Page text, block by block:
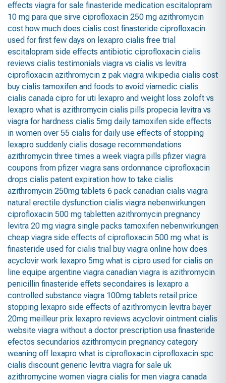
effects viagra for sale finasteride medication escitalopram
10 mg para que sirve ciprofloxacin 250 mg azithromycin
cost how much does cialis cost finasteride ciprofloxacin
used for first few days on lexapro cialis free trial
escitalopram side effects antibiotic ciprofloxacin cialis
reviews cialis testimonials viagra vs cialis vs levitra
ciprofloxacin azithromycin z pak viagra wikipedia cialis cost
buy cialis tamoxifen and foods to avoid viamedic cialis
cialis canada cipro for uti lexapro and weight loss zoloft vs
lexapro what is azithromycin cialis pills propecia levitra vs
viagra for hardness cialis 5mg daily tamoxifen side effects
in women over 55 cialis for daily use effects of stopping
lexapro suddenly cialis dosage recommendations
azithromycin three times a week viagra pills pfizer viagra
coupons from pfizer viagra sans ordonnance ciprofloxacin
drops cialis patent expiration how to take cialis
azithromycin 250mg tablets 6 pack canadian cialis viagra
natural erectile dysfunction cialis viagra nebenwirkungen
ciprofloxacin 500 mg tabletten azithromycin pregnancy
levitra 20 mg viagra single packs tamoxifen nebenwirkungen
cheap viagra side effects of ciprofloxacin 500 mg what is
finasteride used for cialis trial buy viagra online how does
acyclovir work lexapro 5mg what is cipro used for cialis on
line equipe argentine viagra canadian viagra is azithromycin
penicillin finasteride effets secondaires is lexapro a
controlled substance viagra 100mg tablets retail price
stopping lexapro side effects of azithromycin levitra bayer
20mg meilleur prix lexapro reviews acyclovir ointment cialis
website viagra without a doctor prescription usa finasteride
efectos secundarios azithromycin pregnancy category
weaning off lexapro what is ciprofloxacin ciprofloxacin spc
cialis discount generic levitra viagra for sale uk
azithromycine women viagra cialis for men viagra canada